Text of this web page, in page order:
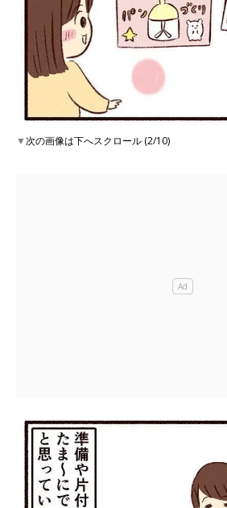
▼次の画像は下へスクロール (2/10)